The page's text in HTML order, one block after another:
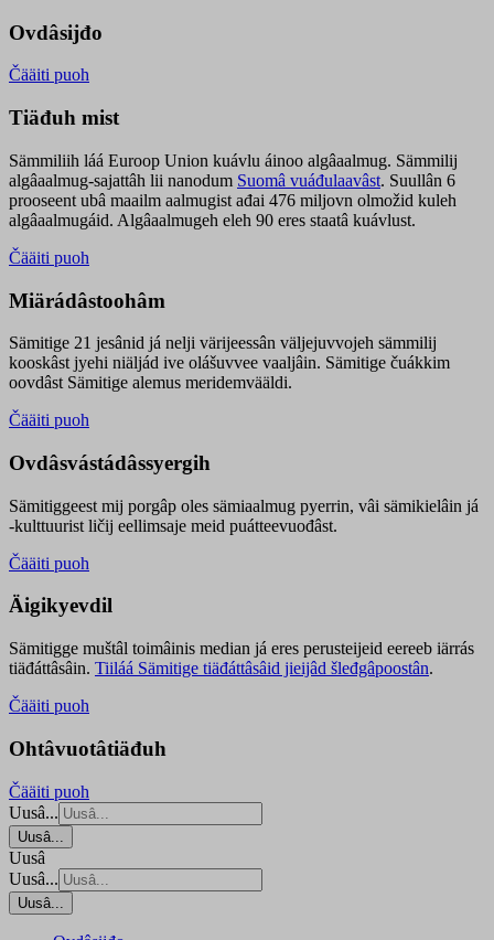
Ovdâsijđo
Čääiti puoh
Tiäđuh mist
Sämmiliih láá Euroop Union kuávlu áinoo algâaalmug. Sämmilij
algâaalmug-sajattâh lii nanodum Suomâ vuáđulaavâst. Suullân 6
prooseent ubâ maailm aalmugist ađai 476 miljovn olmožid kuleh
algâaalmugáid. Algâaalmugeh eleh 90 eres staatâ kuávlust.
Čääiti puoh
Miärádâstoohâm
Sämitige 21 jesânid já nelji värijeessân väljejuvvojeh sämmilij
kooskâst jyehi niäljád ive olášuvvee vaaljâin. Sämitige čuákkim
oovdâst Sämitige alemus meridemvääldi.
Čääiti puoh
Ovdâsvástádâssyergih
Sämitiggeest mij porgâp oles sämiaalmug pyerrin, vâi sämikielâin já
-kulttuurist ličij eellimsaje meid puátteevuođâst.
Čääiti puoh
Äigikyevdil
Sämitigge muštâl toimâinis median já eres perusteijeid eereeb iärrás
tiäđáttâsâin. Tiiláá Sämitige tiäđáttâsâid jieijâd šleđgâpoostân.
Čääiti puoh
Ohtâvuotâtiäđuh
Čääiti puoh
Uusâ...
Uusâ...
Uusâ
Uusâ...
Uusâ...